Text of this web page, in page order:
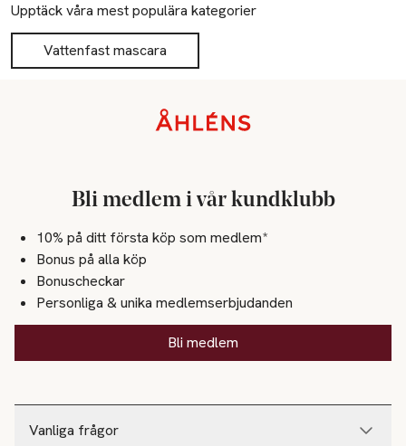
Upptäck våra mest populära kategorier
Vattenfast mascara
Vanliga frågor
Bli medlem i vår kundklubb
10% på ditt första köp som medlem*
Bonus på alla köp
Bonuscheckar
Personliga & unika medlemserbjudanden
Bli medlem